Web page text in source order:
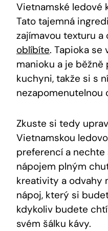
Vietnamské ledové
Tato tajemná
zajímavou texturu a
oblíbíte. Tapioka se
manioku a je běžně
kuchyni, takže si s
nezapomenutelnou
Zkuste si tedy
Vietnamskou
preferencí a
nápojem plným
kreativity a odvahy
nápoj, který si
kdykoliv budete
svém šálku kávy.